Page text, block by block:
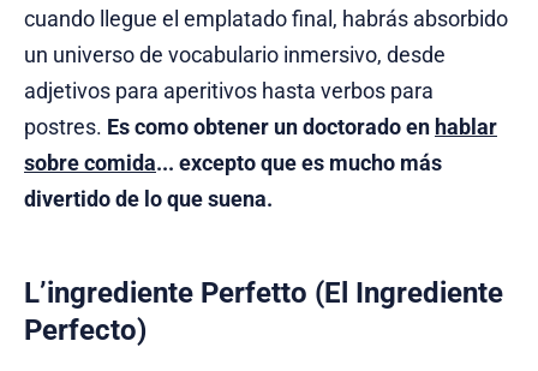
cuando llegue el emplatado final, habrás absorbido
un universo de vocabulario inmersivo, desde
adjetivos para aperitivos hasta verbos para
postres. Es como obtener un doctorado en hablar
sobre comida... excepto que es mucho más
divertido de lo que suena.
L’ingrediente Perfetto (El Ingrediente
Perfecto)